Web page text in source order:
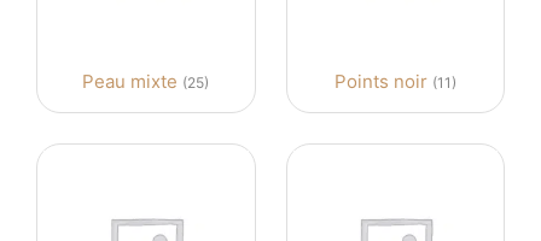
Peau mixte (25) Points noir (11)